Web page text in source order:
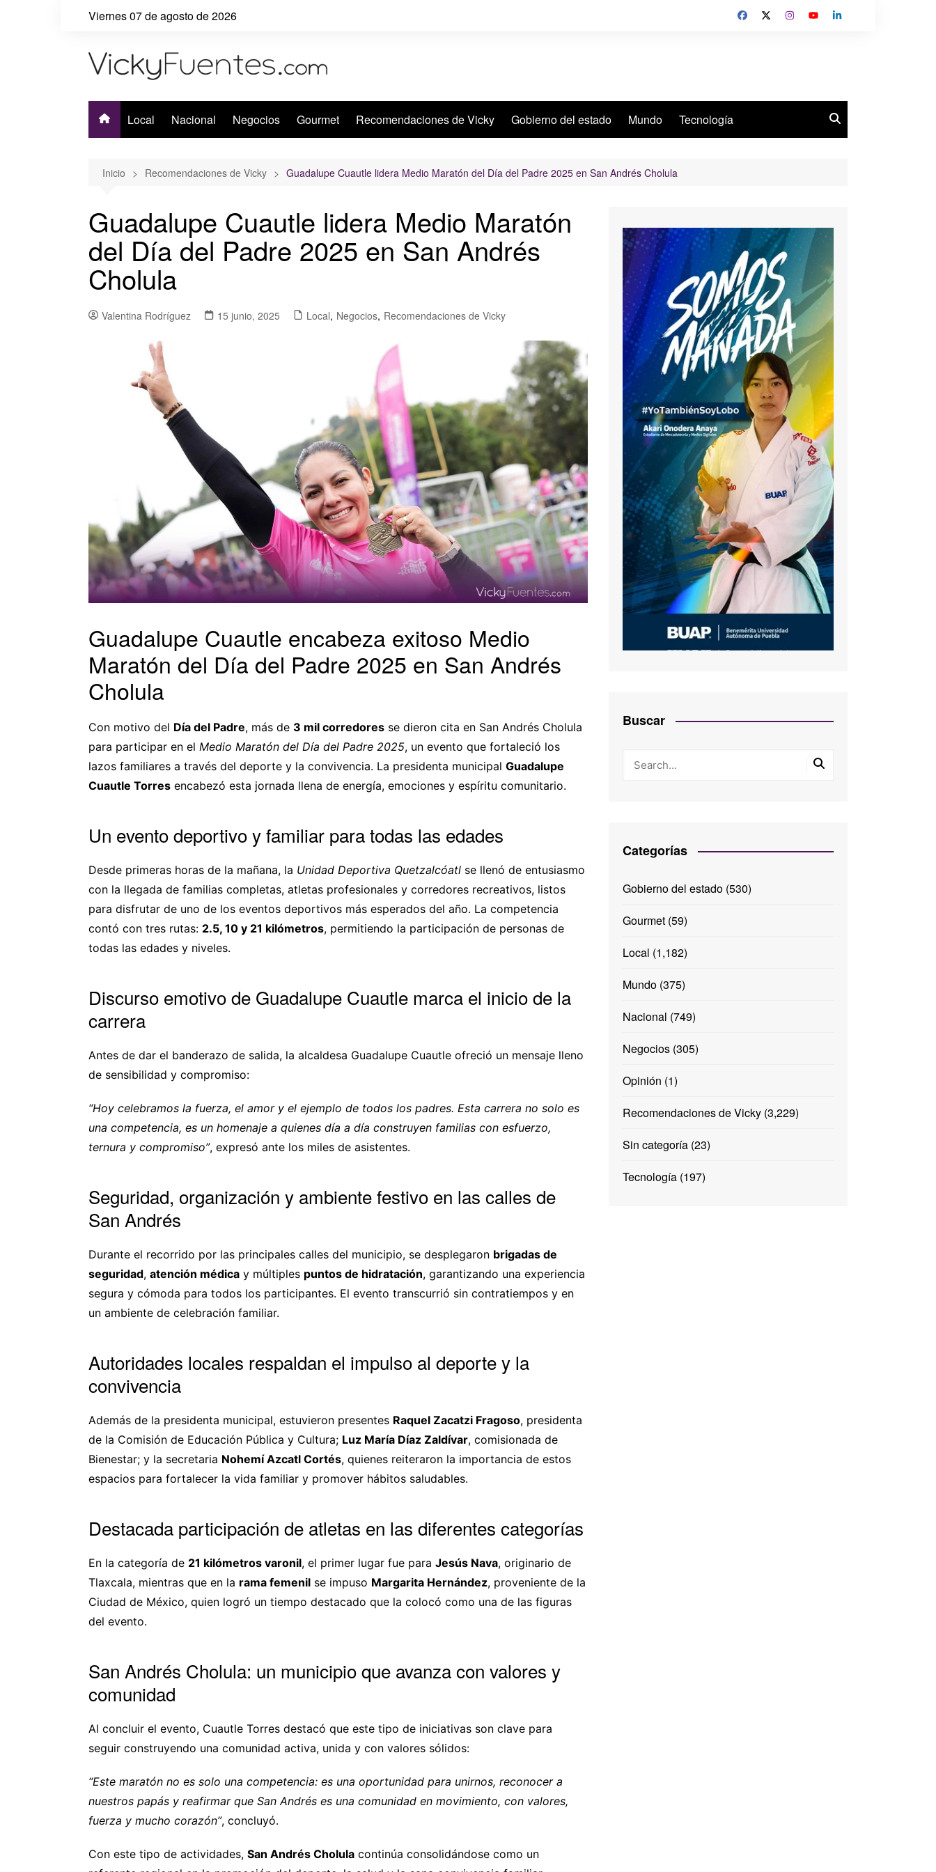
Viernes 07 de agosto de 2026
Local Nacional Negocios Gourmet Recomendaciones de Vicky Gobierno del estado Mundo Tecnología
Inicio Recomendaciones de Vicky Guadalupe Cuautle lidera Medio Maratón del Día del Padre 2025 en San Andrés Cholula
Guadalupe Cuautle lidera Medio Maratón
del Día del Padre 2025 en San Andrés
Cholula
Valentina Rodríguez 15 junio, 2025 Local, Negocios, Recomendaciones de Vicky
Guadalupe Cuautle encabeza exitoso Medio
Maratón del Día del Padre 2025 en San Andrés
Cholula
Con motivo del Día del Padre, más de 3 mil corredores se dieron cita en San Andrés Cholula
para participar en el Medio Maratón del Día del Padre 2025, un evento que fortaleció los
lazos familiares a través del deporte y la convivencia. La presidenta municipal Guadalupe
Cuautle Torres encabezó esta jornada llena de energía, emociones y espíritu comunitario.
Un evento deportivo y familiar para todas las edades
Desde primeras horas de la mañana, la Unidad Deportiva Quetzalcóatl se llenó de entusiasmo
con la llegada de familias completas, atletas profesionales y corredores recreativos, listos
para disfrutar de uno de los eventos deportivos más esperados del año. La competencia
contó con tres rutas: 2.5, 10 y 21 kilómetros, permitiendo la participación de personas de
todas las edades y niveles.
Discurso emotivo de Guadalupe Cuautle marca el inicio de la
carrera
Antes de dar el banderazo de salida, la alcaldesa Guadalupe Cuautle ofreció un mensaje lleno
de sensibilidad y compromiso:
“Hoy celebramos la fuerza, el amor y el ejemplo de todos los padres. Esta carrera no solo es
una competencia, es un homenaje a quienes día a día construyen familias con esfuerzo,
ternura y compromiso”, expresó ante los miles de asistentes.
Seguridad, organización y ambiente festivo en las calles de
San Andrés
Durante el recorrido por las principales calles del municipio, se desplegaron brigadas de
seguridad, atención médica y múltiples puntos de hidratación, garantizando una experiencia
segura y cómoda para todos los participantes. El evento transcurrió sin contratiempos y en
un ambiente de celebración familiar.
Autoridades locales respaldan el impulso al deporte y la
convivencia
Además de la presidenta municipal, estuvieron presentes Raquel Zacatzi Fragoso, presidenta
de la Comisión de Educación Pública y Cultura; Luz María Díaz Zaldívar, comisionada de
Bienestar; y la secretaria Nohemí Azcatl Cortés, quienes reiteraron la importancia de estos
espacios para fortalecer la vida familiar y promover hábitos saludables.
Destacada participación de atletas en las diferentes categorías
En la categoría de 21 kilómetros varonil, el primer lugar fue para Jesús Nava, originario de
Tlaxcala, mientras que en la rama femenil se impuso Margarita Hernández, proveniente de la
Ciudad de México, quien logró un tiempo destacado que la colocó como una de las figuras
del evento.
San Andrés Cholula: un municipio que avanza con valores y
comunidad
Al concluir el evento, Cuautle Torres destacó que este tipo de iniciativas son clave para
seguir construyendo una comunidad activa, unida y con valores sólidos:
“Este maratón no es solo una competencia: es una oportunidad para unirnos, reconocer a
nuestros papás y reafirmar que San Andrés es una comunidad en movimiento, con valores,
fuerza y mucho corazón”, concluyó.
Con este tipo de actividades, San Andrés Cholula continúa consolidándose como un
Buscar
Categorías
Gobierno del estado(530)
Gourmet(59)
Local (1,182)
Mundo(375)
Nacional (749)
Negocios(305)
Opinión (1)
Recomendaciones de Vicky(3,229)
Sin categoría(23)
Tecnología(197)